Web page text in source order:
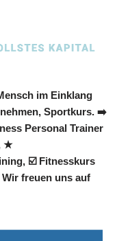
im Einklang
Sportkurs. ➡️
Personal Trainer
★
☑️ Fitnesskurs
freuen uns auf